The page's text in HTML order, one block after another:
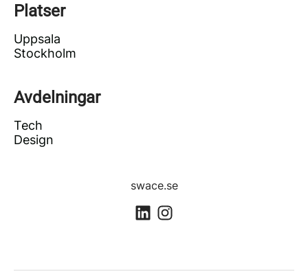
Platser
Uppsala
Stockholm
Avdelningar
Tech
Design
swace.se